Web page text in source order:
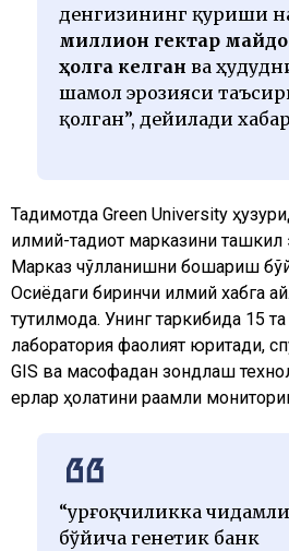
денгизининг қуриши
миллион гектар
ҳолга келган ва
шамол эрозияси
қолган”, дейилади
Тақдимотда Green University
илмий-тадқиқот марказини
Марказ чўлланишни бошқариш
Осиёдаги биринчи илмий хабга
тутилмоқда. Унинг таркибида 15
лаборатория фаолият юритади,
GIS ва масофадан зондлаш
ерлар ҳолатини рақамли
“Қурғоқчиликка
бўйича генетик банк